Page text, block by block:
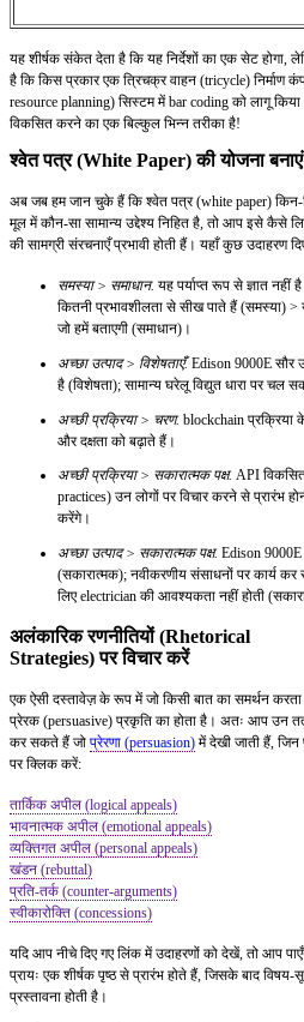
यह शीर्षक संकेत देता है कि यह निर्देशों का एक सेट होगा,
है कि किस प्रकार एक त्रिचक्र वाहन (tricycle) निर्माण
resource planning) सिस्टम में bar coding को लागू
विकसित करने का एक बिल्कुल भिन्न तरीका है!
श्वेत पत्र (White Paper) की योजना बनाएं
अब जब हम जान चुके हैं कि श्वेत पत्र (white paper)
मूल में कौन-सा सामान्य उद्देश्य निहित है, तो आप इसे कैसे
की सामग्री संरचनाएँ प्रभावी होती हैं। यहाँ कुछ उदाहरण
समस्या > समाधान. यह पर्याप्त रूप से ज्ञात
कितनी प्रभावशीलता से सीख पाते हैं (समस्या)
जो हमें बताएगी (समाधान)।
अच्छा उत्पाद > विशेषताएँ.Edison 9000E सौर
है (विशेषता); सामान्य घरेलू विद्युत धारा पर चल
अच्छी प्रक्रिया > चरण. blockchain
और दक्षता को बढ़ाते हैं।
अच्छी प्रक्रिया > सकारात्मक पक्ष. API विकसित
practices) उन लोगों पर विचार करने से प्रारंभ
करेंगे।
अच्छा उत्पाद > सकारात्मक पक्ष. Edison
(सकारात्मक); नवीकरणीय संसाधनों पर कार्य
लिए electrician की आवश्यकता नहीं होती
अलंकारिक रणनीतियों (Rhetorical
Strategies) पर विचार करें
एक ऐसी दस्तावेज़ के रूप में जो किसी बात का समर्थन
प्रेरक (persuasive) प्रकृति का होता है। अतः आप उन
कर सकते हैं जो प्रेरणा (persuasion) में देखी जाती हैं,
पर क्लिक करें:
तार्किक अपील (logical appeals)
भावनात्मक अपील (emotional appeals)
व्यक्तिगत अपील (personal appeals)
खंडन (rebuttal)
प्रति-तर्क (counter-arguments)
स्वीकारोक्ति (concessions)
यदि आप नीचे दिए गए लिंक में उदाहरणों को देखें, तो आप
प्रायः एक शीर्षक पृष्ठ से प्रारंभ होते हैं, जिसके बाद
प्रस्तावना होती है।